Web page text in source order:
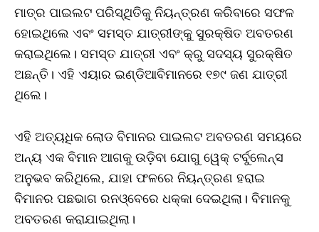
ମାତ୍ର ପାଇଲଟ ପରିସ୍ଥିତିକୁ ନିୟନ୍ତ୍ରଣ କରିବାରେ ସଫଳ
ହୋଇଥିଲେ ଏବଂ ସମସ୍ତ ଯାତ୍ରୀଙ୍କୁ ସୁରକ୍ଷିତ ଅବତରଣ
କରାଇଥିଲେ। ସମସ୍ତ ଯାତ୍ରୀ ଏବଂ କ୍ରୁ ସଦସ୍ୟ ସୁରକ୍ଷିତ
ଅଛନ୍ତି। ଏହି ଏୟାର ଇଣ୍ଡିଆବିମାନରେ ୧୭୯ ଜଣ ଯାତ୍ରୀ
ଥିଲେ।
ଏହି ଅତ୍ୟଧିକ ଲୋଡ ବିମାନର ପାଇଲଟ ଅବତରଣ ସମୟରେ
ଅନ୍ୟ ଏକ ବିମାନ ଆଗକୁ ଉଡ଼ିବା ଯୋଗୁ ୱେକ୍‌ ଟର୍ବୁଲେନ୍ସ
ଅନୁଭବ କରିଥିଲେ, ଯାହା ଫଳରେ ନିୟନ୍ତ୍ରଣ ହରାଇ
ବିମାନର ପଛଭାଗ ରନଓ୍ବେରେ ଧକ୍କା ଦେଇଥିଲା। ବିମାନକୁ
ଅବତରଣ କରାଯାଇଥିଲା।